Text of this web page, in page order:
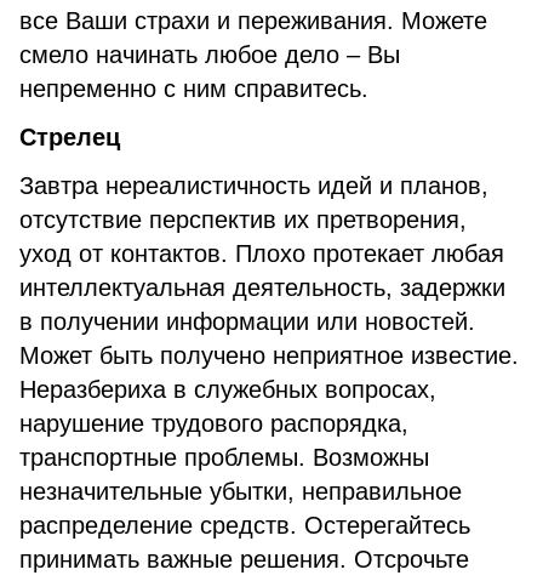
все Ваши страхи и переживания. Можете
смело начинать любое дело – Вы
непременно с ним справитесь.
Стрелец
Завтра нереалистичность идей и планов,
отсутствие перспектив их претворения,
уход от контактов. Плохо протекает любая
интеллектуальная деятельность, задержки
в получении информации или новостей.
Может быть получено неприятное известие.
Неразбериха в служебных вопросах,
нарушение трудового распорядка,
транспортные проблемы. Возможны
незначительные убытки, неправильное
распределение средств. Остерегайтесь
принимать важные решения. Отсрочьте